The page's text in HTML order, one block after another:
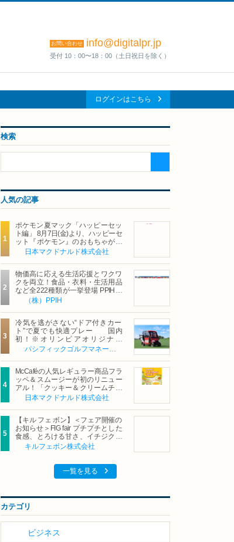
お問い合わせ info@digitalpr.jp
受付 10：00〜18：00（土日祝日を除く）
ログインはこちら
検索
人気の記事
ポケモン夏マック「ハッピーセッ
ト編」 8月7日(金)より、ハッピーセ
ット『ポケモン』のおもちゃが期
間限定登場
日本マクドナルド株式会社
物価高に応える生活応援とワクワ
クを両立！食品・衣料・生活用品
など全222種類が一挙登場 PPIHグ
ループ「夏福袋」＆セール 8月6日
(木)より順次スタート
（株）PPIH
冷気を逃がさない“ドア付きカー
ト”で夏でも快適プレー 国内
初！※オリンピアオリジナル
「AirCon Cart（エアコンカー
ト）」導入 | ＰＧＭ
McCaféの人気レギュラー商品フラ
ッペ＆スムージーが初のリニュー
アル！「クッキー＆クリームチョ
コフラッペ」「マンゴースムージ
ー」8月5日（水）から販売開始
日本マクドナルド株式会社
【キル フェ ボン】＜フェア開催の
お知らせ＞FIG fair プチプチとした
食感、とろける甘さ、イチジクの
魅力をたっぷりと。新作を含め、
イチジク尽くしの全4種が登場8月
キルフェボン株式会社
一覧を見る
カテゴリ
ビジネス